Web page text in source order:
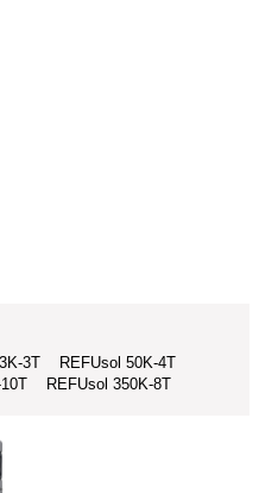
3T
REFUsol 50K-4T
REFUsol 350K-8T